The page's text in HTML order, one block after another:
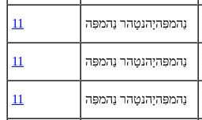
11 נַהמפִּהיָהנטָהר נַהמפִּה
11 נַהמפִּהיָהנטָהר נַהמפִּה
11 נַהמפִּהיָהנטָהר נַהמפִּה